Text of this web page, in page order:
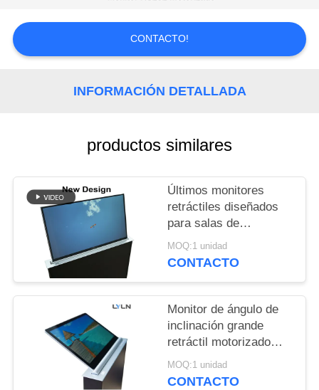
CON
NOTICIAS
PIDA
UNA
CITA
MAPA
DEL
POLÍTICA
CONTACTO!
INFORMACIÓN DETALLADA
productos similares
Últimos monitores
retráctiles diseñados
para salas de
conferencias y salas
de entrenamiento
MOQ:1 unidad
CONTACTO
Monitor de ángulo de
inclinación grande
retráctil motorizado
RS232 IPS Vista
completa de 1,8 mm de
MOQ:1 unidad
CONTACTO